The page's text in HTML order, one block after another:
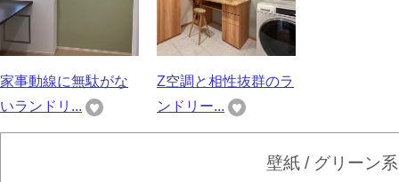
家事動線に無駄がな
いランドリ...
Z空調と相性抜群のラ
ンドリー...
壁紙 / グリーン